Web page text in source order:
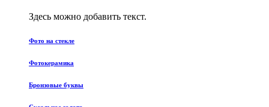
Здесь можно добавить текст.
Фото на стекле
Фотокерамика
Бронзовые буквы